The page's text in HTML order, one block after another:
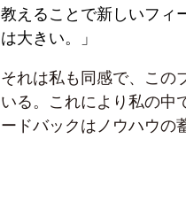
教えることで新しいフィ
は大きい。」
それは私も同感で、この
いる。これにより私の中
ードバックはノウハウの